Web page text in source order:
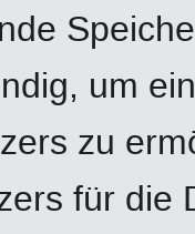
um
zu
für die